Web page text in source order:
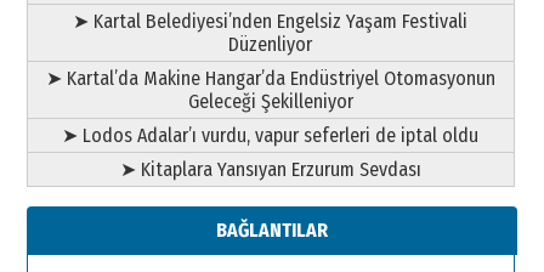
➤ Kartal Belediyesi’nden Engelsiz Yaşam Festivali
Düzenliyor
➤ Kartal’da Makine Hangar’da Endüstriyel Otomasyonun
Geleceği Şekilleniyor
➤ Lodos Adalar’ı vurdu, vapur seferleri de iptal oldu
➤ Kitaplara Yansıyan Erzurum Sevdası
BAĞLANTILAR